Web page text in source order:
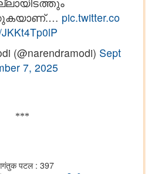
pic.twitter.co
(@narendramodi) Sept
7, 2025
***
पटल : 397